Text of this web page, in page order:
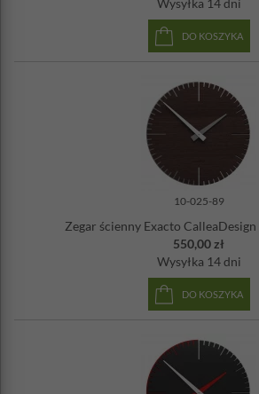
Wysyłka 14 dni
DO KOSZYKA
10-025-89
Zegar ścienny Exacto
550,00 zł
Wysyłka 14 dni
DO KOSZYKA